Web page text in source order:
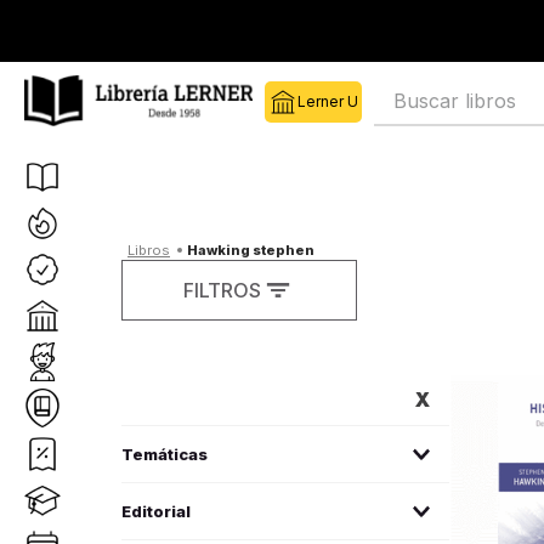
Buscar libros
hawking stephen
FILTROS
biografías/memorias
Editorial